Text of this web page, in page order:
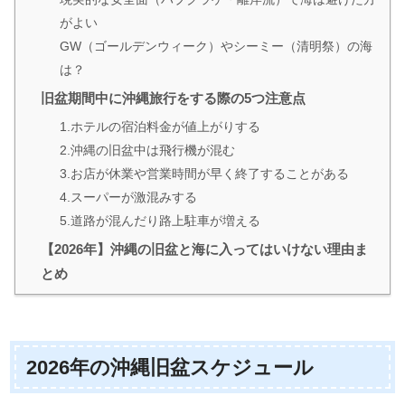
がよい
GW（ゴールデンウィーク）やシーミー（清明祭）の海
は？
旧盆期間中に沖縄旅行をする際の5つ注意点
1.ホテルの宿泊料金が値上がりする
2.沖縄の旧盆中は飛行機が混む
3.お店が休業や営業時間が早く終了することがある
4.スーパーが激混みする
5.道路が混んだり路上駐車が増える
【2026年】沖縄の旧盆と海に入ってはいけない理由ま
とめ
2026年の沖縄旧盆スケジュール